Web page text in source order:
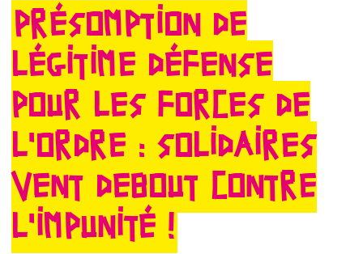
PRÉSOMPTION DE
LÉGITIME DÉFENSE
POUR LES FORCES DE
L'ORDRE : SOLIDAIRES
VENT DEBOUT CONTRE
L'IMPUNITÉ !